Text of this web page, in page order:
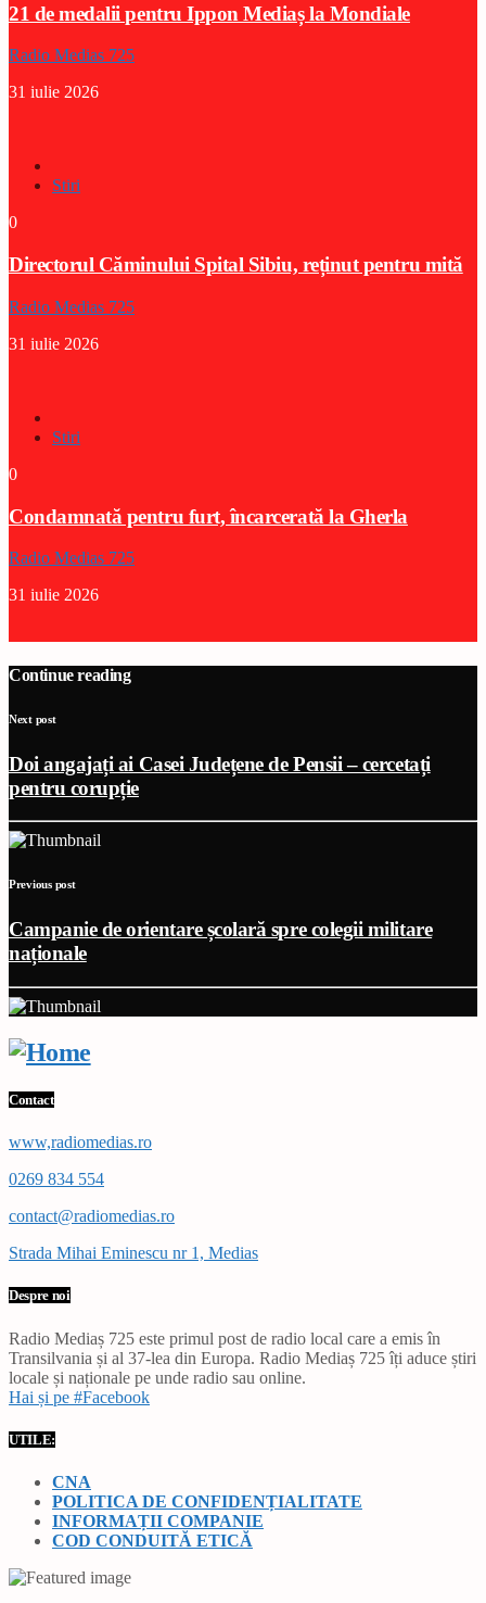
21 de medalii pentru Ippon Mediaș la Mondiale
Radio Medias 725
31 iulie 2026
Stiri
0
Directorul Căminului Spital Sibiu, reținut pentru mită
Radio Medias 725
31 iulie 2026
Stiri
0
Condamnată pentru furt, încarcerată la Gherla
Radio Medias 725
31 iulie 2026
Continue reading
Next post
Doi angajați ai Casei Județene de Pensii – cercetați
pentru corupție
Previous post
Campanie de orientare școlară spre colegii militare
naționale
Contact
www,radiomedias.ro
0269 834 554
contact@radiomedias.ro
Strada Mihai Eminescu nr 1, Medias
Despre noi
Radio Mediaș 725 este primul post de radio local care a emis în
Transilvania și al 37-lea din Europa. Radio Mediaș 725 îți aduce știri
locale și naționale pe unde radio sau online.
Hai și pe #Facebook
UTILE:
CNA
POLITICA DE CONFIDENȚIALITATE
INFORMAȚII COMPANIE
COD CONDUITĂ ETICĂ